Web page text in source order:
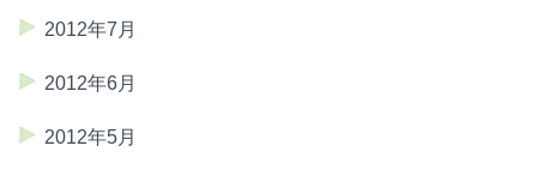
2012年7月
2012年6月
2012年5月